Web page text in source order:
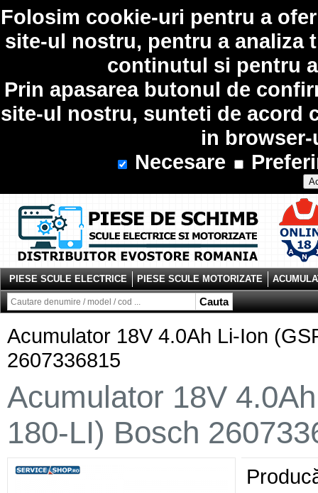
Folosim cookie-uri pentru a
site-ul nostru, pentru a analiza
continutul si pentru
Prin apasarea butonul de
site-ul nostru, sunteti de acord
in
Necesare
Cauta
PIESE SCULE ELECTRICE PIESE SCULE MOTORIZATE
Acumulator 18V 4.0Ah Li-Ion
2607336815
Acumulator 18V
180-LI) Bosch